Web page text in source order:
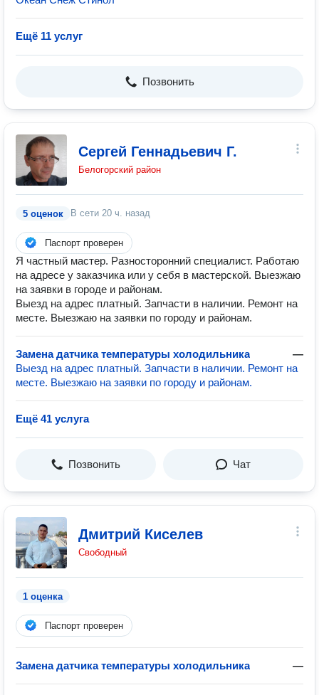
Ещё 11 услуг
Позвонить
Сергей Геннадьевич Г.
Белогорский район
5 оценок В сети 20 ч. назад
Паспорт проверен
Я частный мастер. Разносторонний специалист. Работаю
на адресе у заказчика или у себя в мастерской. Выезжаю
на заявки в городе и районам.
Выезд на адрес платный. Запчасти в наличии. Ремонт на
месте. Выезжаю на заявки по городу и районам.
Замена датчика температуры холодильника
—
Выезд на адрес платный. Запчасти в наличии. Ремонт на
месте. Выезжаю на заявки по городу и районам.
Ещё 41 услуга
Позвонить Чат
Дмитрий Киселев
Свободный
1 оценка
Паспорт проверен
Замена датчика температуры холодильника —